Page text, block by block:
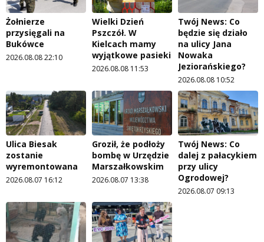
Żołnierze
przysięgali na
Bukówce
2026.08.08 22:10
Wielki Dzień
Pszczół. W
Kielcach mamy
wyjątkowe pasieki
2026.08.08 11:53
Twój News: Co
będzie się działo
na ulicy Jana
Nowaka
Jeziorańskiego?
2026.08.08 10:52
Ulica Biesak
zostanie
wyremontowana
2026.08.07 16:12
Groził, że podłoży
bombę w Urzędzie
Marszałkowskim
2026.08.07 13:38
Twój News: Co
dalej z pałacykiem
przy ulicy
Ogrodowej?
2026.08.07 09:13